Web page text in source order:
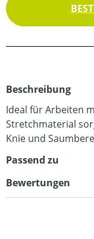
Beschreibung
Ideal für Arbeiten
Stretchmaterial
Knie und
Passend zu
Bewertungen